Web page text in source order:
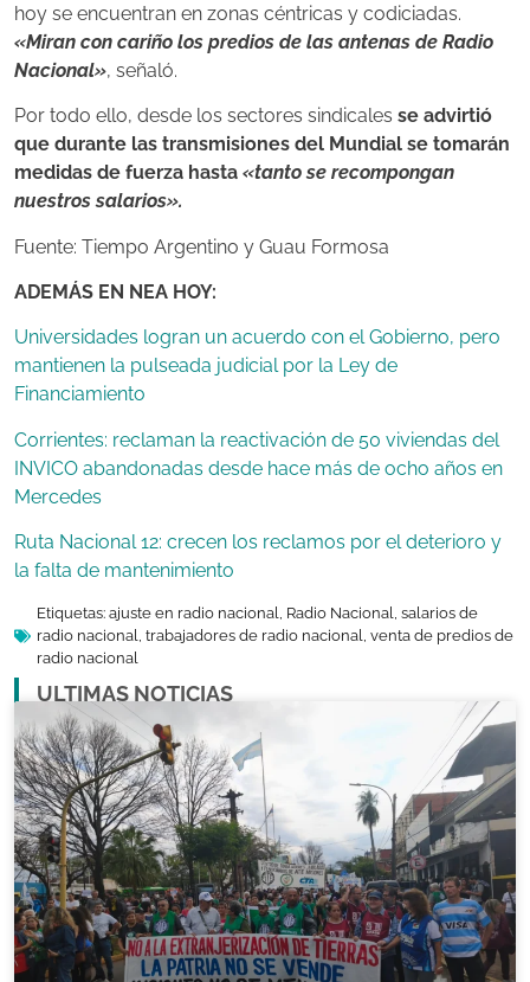
hoy se encuentran en zonas céntricas y codiciadas.
«Miran con cariño los predios de las antenas de Radio
Nacional», señaló.
Por todo ello, desde los sectores sindicales se advirtió
que durante las transmisiones del Mundial se tomarán
medidas de fuerza hasta «tanto se recompongan
nuestros salarios».
Fuente: Tiempo Argentino y Guau Formosa
ADEMÁS EN NEA HOY:
Universidades logran un acuerdo con el Gobierno, pero
mantienen la pulseada judicial por la Ley de
Financiamiento
Corrientes: reclaman la reactivación de 50 viviendas del
INVICO abandonadas desde hace más de ocho años en
Mercedes
Ruta Nacional 12: crecen los reclamos por el deterioro y
la falta de mantenimiento
Etiquetas: ajuste en radio nacional, Radio Nacional, salarios de
radio nacional, trabajadores de radio nacional, venta de predios de
radio nacional
ULTIMAS NOTICIAS